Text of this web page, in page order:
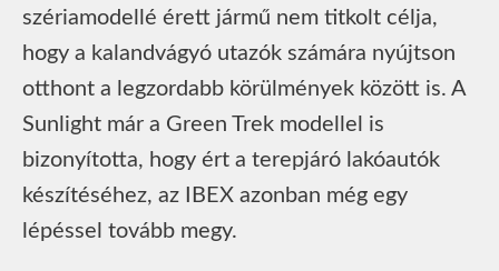
szériamodellé érett jármű nem titkolt célja,
hogy a kalandvágyó utazók számára nyújtson
otthont a legzordabb körülmények között is. A
Sunlight már a Green Trek modellel is
bizonyította, hogy ért a terepjáró lakóautók
készítéséhez, az IBEX azonban még egy
lépéssel tovább megy.